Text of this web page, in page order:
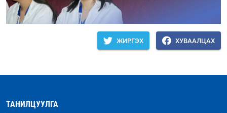
ЖИРГЭХ ХУВААЛЦАХ
ТАНИЛЦУУЛГА